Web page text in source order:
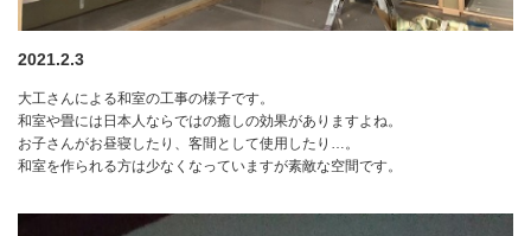
2021.2.3
大工さんによる和室の工事の様子です。
和室や畳には日本人ならではの癒しの効果がありますよね。
お子さんがお昼寝したり、客間として使用したり…。
和室を作られる方は少なくなっていますが素敵な空間です。